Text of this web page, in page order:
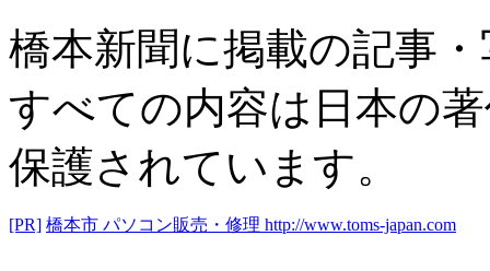
橋本新聞に掲載の記事
すべての内容は日本の
保護されています。
[PR] 橋本市 パソコン販売・修理 http://www.toms-japan.com